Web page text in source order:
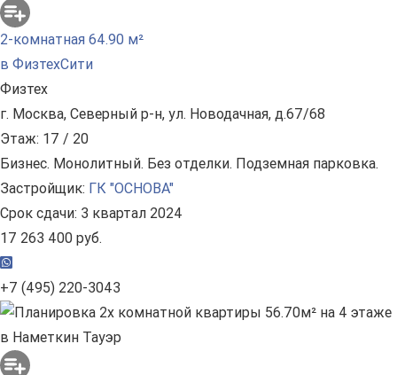
2-комнатная 64.90 м²
в ФизтехСити
Физтех
г. Москва, Северный р-н, ул. Новодачная, д.67/68
Этаж: 17 / 20
Бизнес. Монолитный. Без отделки. Подземная парковка.
Застройщик: ГК "ОСНОВА"
Срок сдачи: 3 квартал 2024
17 263 400 руб.
+7 (495) 220-3043